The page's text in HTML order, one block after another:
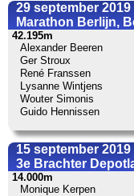
29 september 2019
Marathon Berlijn,
42.195m
Alexander Beeren
Ger Stroux
René Franssen
Lysanne Wintjens
Wouter Simonis
Guido Hennissen
15 september 2019
3e Brachter
14.000m
Monique Kerpen